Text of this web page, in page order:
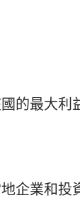
的最大利
企業和投